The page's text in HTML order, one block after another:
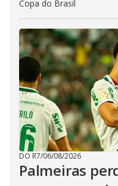
Copa do Brasil
DO R7/06/08/2026
Palmeiras